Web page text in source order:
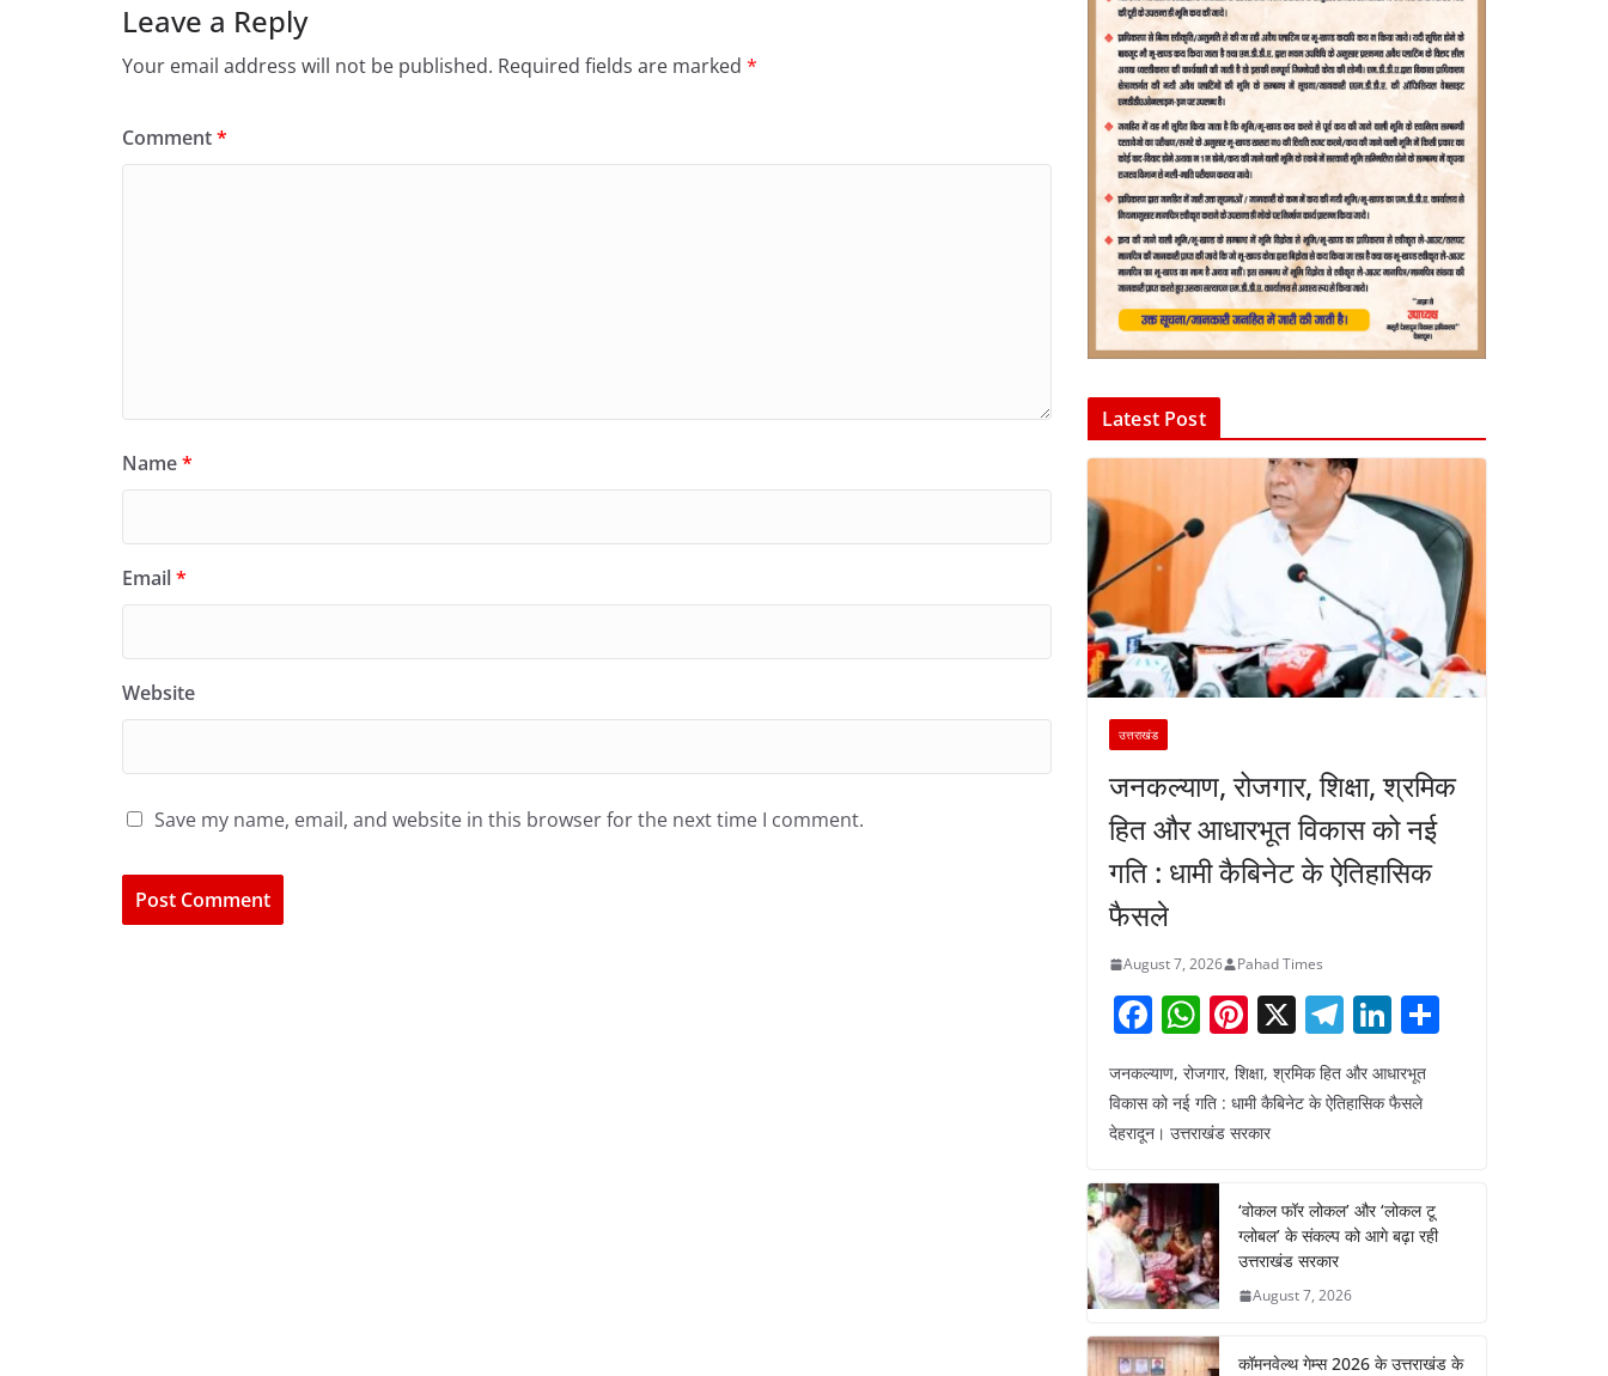
Leave a Reply
Your email address will not be published. Required fields are marked *
Comment*
Name*
Email*
Website
Save my name, email, and website in this browser for the next time I comment.
Latest Post
उत्तराखंड
जनकल्याण, रोजगार, शिक्षा, श्रमिक
हित और आधारभूत विकास को नई
गति : धामी कैबिनेट के ऐतिहासिक
फैसले
August 7, 2026 Pahad Times
F
c
e
o
o
k
W
at
s
p
Pi
er
e
X T
el
e
m
Li
k
n
जनकल्याण, रोजगार, शिक्षा, श्रमिक हित और आधारभूत
विकास को नई गति : धामी कैबिनेट के ऐतिहासिक फैसले
देहरादून। उत्तराखंड सरकार
‘वोकल फॉर लोकल’ और ‘लोकल टू
ग्लोबल’ के संकल्प को आगे बढ़ा रही
उत्तराखंड सरकार
August 7, 2026
कॉमनवेल्थ गेम्स 2026 के उत्तराखंड के